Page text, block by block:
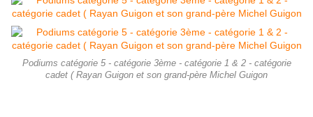
Podiums catégorie 5 - catégorie 3ème - catégorie 1 & 2 - catégorie
cadet ( Rayan Guigon et son grand-père Michel Guigon